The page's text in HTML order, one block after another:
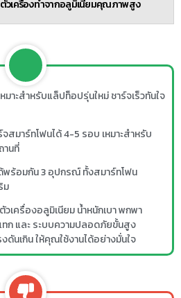
ตัวเครื่องทำจากอลูมิเนียมคุณภาพสูง
มาะสำหรับแล็ปท็อปรุ่นใหม่ ชาร์จเร็วทันใจ
สมาร์ทโฟนได้ 4-5 รอบ เหมาะสำหรับ
านที่
พร้อมกัน 3 อุปกรณ์ ทั้งสมาร์ทโฟน
ม
วเครื่องอลูมิเนียม น้ำหนักเบา พกพา
ก และ ระบบความปลอดภัยขั้นสูง
นเกิน ให้คุณใช้งานได้อย่างมั่นใจ